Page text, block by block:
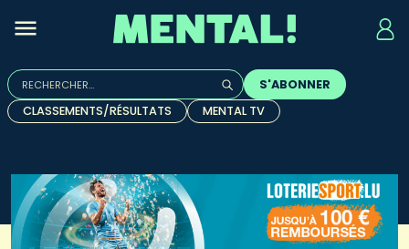
Rechercher :
Quand les résultats de l'auto-complétion sont
S'ABONNER
CLASSEMENTS/RÉSULTATS
MENTAL TV